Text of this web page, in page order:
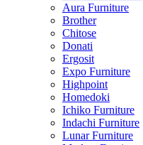
Aura Furniture
Brother
Chitose
Donati
Ergosit
Expo Furniture
Highpoint
Homedoki
Ichiko Furniture
Indachi Furniture
Lunar Furniture